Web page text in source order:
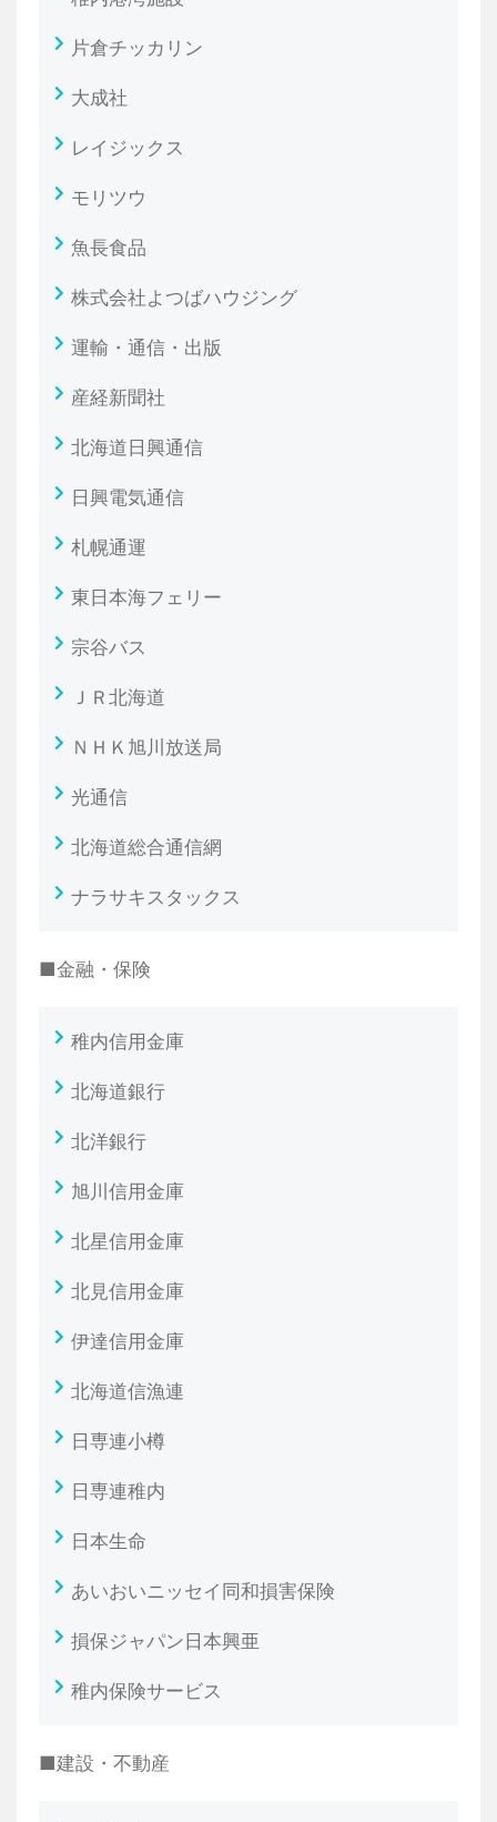
片倉チッカリン
大成社
レイジックス
モリツウ
魚長食品
株式会社よつばハウジング
運輸・通信・出版
産経新聞社
北海道日興通信
日興電気通信
札幌通運
東日本海フェリー
宗谷バス
ＪＲ北海道
ＮＨＫ旭川放送局
光通信
北海道総合通信網
ナラサキスタックス
■金融・保険
稚内信用金庫
北海道銀行
北洋銀行
旭川信用金庫
北星信用金庫
北見信用金庫
伊達信用金庫
北海道信漁連
日専連小樽
日専連稚内
日本生命
あいおいニッセイ同和損害保険
損保ジャパン日本興亜
稚内保険サービス
■建設・不動産